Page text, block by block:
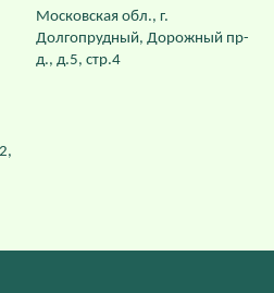
Московская обл., г.
Долгопрудный, Дорожный пр-
д., д.5, стр.4